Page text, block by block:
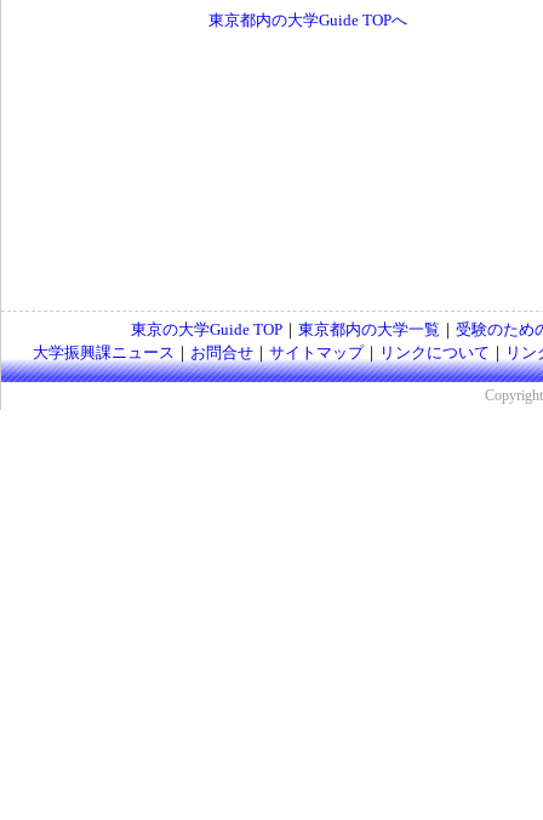
東京都内の大学Guide TOPへ
東京の大学Guide TOP｜ 東京都内の大学一覧 ｜ 受験のため
大学振興課ニュース ｜ お問合せ ｜ サイトマップ｜ リンクについて ｜ リン